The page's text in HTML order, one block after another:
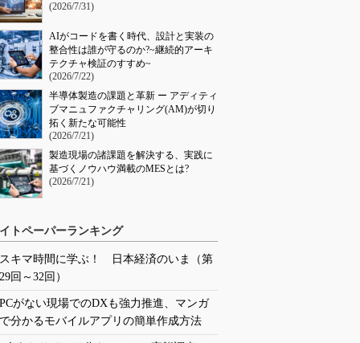
(2026/7/31)
AIがコードを書く時代、設計と実装の
整合性は誰が守るのか?~継続的アーキ
テクチャ検証のすすめ~
(2026/7/22)
半導体製造の課題と革新 ー アディティ
ブマニュファクチャリング(AM)が切り
拓く新たな可能性
(2026/7/21)
製造現場の諸課題を解決する、実践に
基づくノウハウ満載のMESとは?
(2026/7/21)
トペーパーランキング
スキマ時間に学ぶ！ 日本経済のいま（第
29回～32回）
PCがない現場でのDXも強力推進、マンガ
で分かるモバイルアプリの簡単作成方法